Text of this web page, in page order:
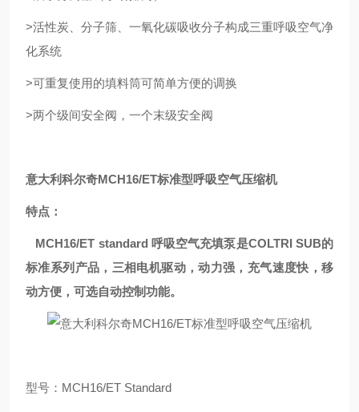
>活性炭、分子筛、一氧化碳吸收分子构成三重呼吸空气净
化系统
>可重复使用的填料筒可简单方便的调换
>两个级间安全阀，一个末级安全阀
意大利科尔奇MCH16/ET标准型呼吸空气压缩机
特点：
MCH16/ET standard 呼吸空气充填泵是COLTRI SUB的
标准系列产品，三相电机驱动，动力强，充气速度快，移
动方便，可选自动控制功能。
型号：MCH16/ET Standard